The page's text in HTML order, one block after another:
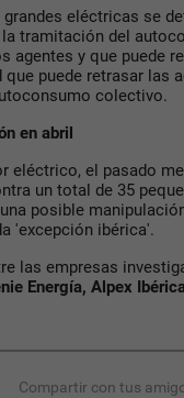
grandes eléctricas se
tramitación del
agentes y que puede
que puede retrasar las
colectivo.
en abril
eléctrico, el pasado
un total de 35
posible
'excepción ibérica'.
las empresas
Energía, Alpex
Compartir con tus